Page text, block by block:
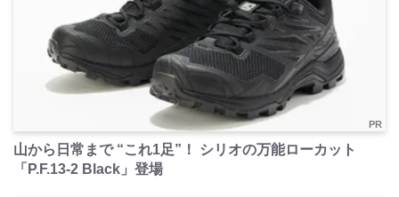
PR
山から日常まで “これ1足”！ シリオの万能ローカット
「P.F.13-2 Black」登場